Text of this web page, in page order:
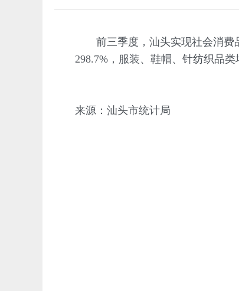
前三季度，汕头实现社会消费品
298.7%，服装、鞋帽、针纺织品类
来源：汕头市统计局